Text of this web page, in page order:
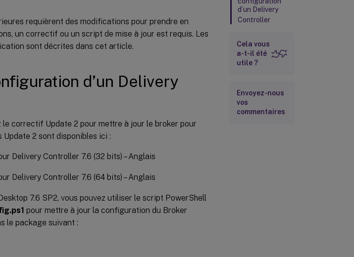
requièrent des modifications pour prendre en
un correctif ou un script de mise à jour est requis. Les
sont décrites dans cet article.
d’un Delivery
le correctif Update 2 pour mettre à jour le broker pour
2 sont disponibles ici :
Delivery Controller 7.6 (32 bits) – Anglais
Delivery Controller 7.6 (64 bits) – Anglais
7.6 SP2, vous pouvez utiliser le script PowerShell
pour mettre à jour la configuration du Broker
le package suivant :
d’un Delivery
Controller
Cela vous
a-t-il été
utile ?
Envoyez-nous
vos
commentaires